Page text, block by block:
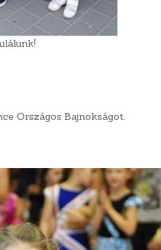
Országos Bajnokságot.